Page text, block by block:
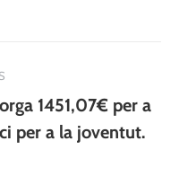
1451,07€ per a
per a la joventut.